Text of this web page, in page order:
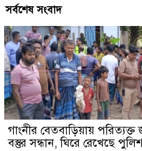
সর্বশেষ সংবাদ
গাংনীর বেতবাড়িয়ায়
বস্তুর সন্ধান, ঘিরে রেখেছে